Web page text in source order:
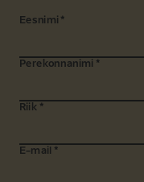
Eesnimi *
Perekonnanimi *
Riik *
E-mail *